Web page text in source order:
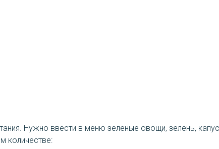
Нужно ввести в меню зеленые овощи, зелень,
количестве: